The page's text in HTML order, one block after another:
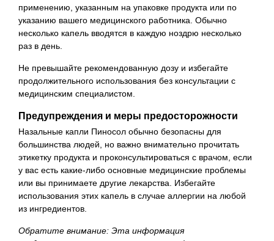
применению, указанным на упаковке продукта или по
указанию вашего медицинского работника. Обычно
несколько капель вводятся в каждую ноздрю несколько
раз в день.
Не превышайте рекомендованную дозу и избегайте
продолжительного использования без консультации с
медицинским специалистом.
Предупреждения и меры предосторожности
Назальные капли Пиносол обычно безопасны для
большинства людей, но важно внимательно прочитать
этикетку продукта и проконсультироваться с врачом, если
у вас есть какие-либо основные медицинские проблемы
или вы принимаете другие лекарства. Избегайте
использования этих капель в случае аллергии на любой
из ингредиентов.
Обратите внимание: Эта информация